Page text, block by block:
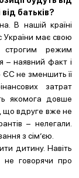
батьків?
В нашій країні
України має свою
режим
– наявний факт і
ЄС не зменшить її
затрат
якомога довше
що вдруге вже не
– нелегали.
з сім’єю.
дитину. Навіть
говорячи про